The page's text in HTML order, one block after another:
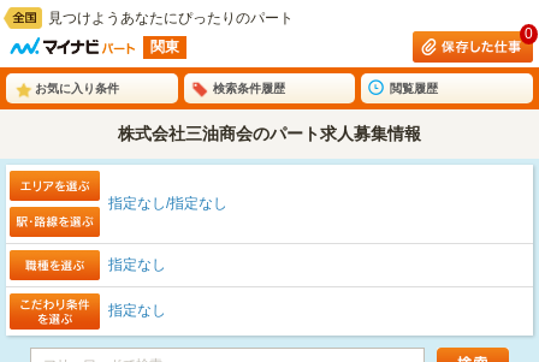
見つけようあなたにぴったりのパート
関東
0
お気に入り条件 検索条件履歴 閲覧履歴
株式会社三油商会のパート求人募集情報
指定なし/指定なし
指定なし
指定なし